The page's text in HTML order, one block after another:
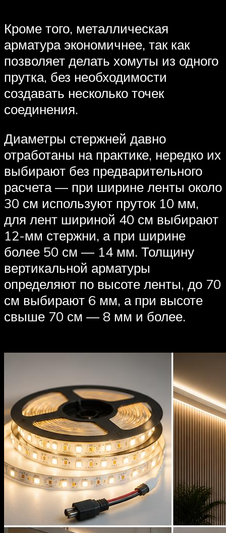
Кроме того, металлическая
арматура экономичнее, так как
позволяет делать хомуты из одного
прутка, без необходимости
создавать несколько точек
соединения.
Диаметры стержней давно
отработаны на практике, нередко их
выбирают без предварительного
расчета — при ширине ленты около
30 см используют пруток 10 мм,
для лент шириной 40 см выбирают
12-мм стержни, а при ширине
более 50 см — 14 мм. Толщину
вертикальной арматуры
определяют по высоте ленты, до 70
см выбирают 6 мм, а при высоте
свыше 70 см — 8 мм и более.